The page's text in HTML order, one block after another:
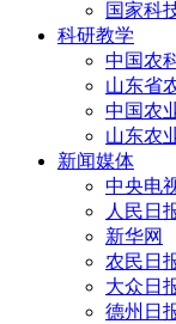
国家科
科研教学
中国农
山东省
中国农
山东农
新闻媒体
中央电
人民日
新华网
农民日
大众日
德州日